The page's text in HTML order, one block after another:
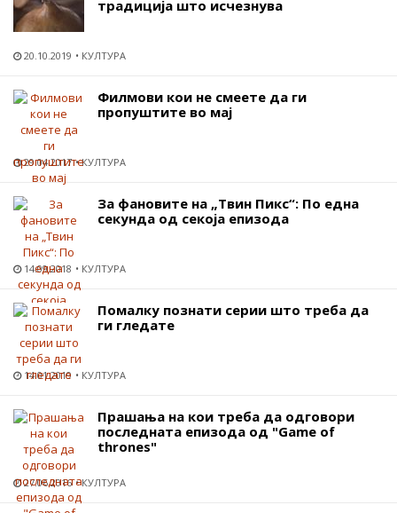
традиција што исчезнува
20.10.2019 КУЛТУРА
Филмови кои не смеете да ги
пропуштите во мај
29.04.2017 КУЛТУРА
За фановите на „Твин Пикс“: По една
секунда од секоја епизода
14.09.2018 КУЛТУРА
Помалку познати серии што треба да
ги гледате
14.01.2019 КУЛТУРА
Прашања на кои треба да одговори
последната епизода од "Game of
thrones"
27.06.2016 КУЛТУРА